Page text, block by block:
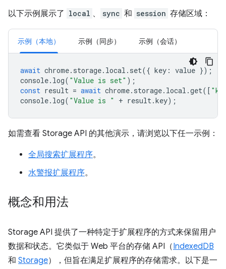
以下示例展示了 local 、 sync 和 session 存储区域：
示例（本地） 示例（同步） 示例（会话）
await chrome. storage. local . set({ key : value });
console. log( "Value is set" );
const result = await chrome. storage. local .get([
console. log( "Value is " + result.key);
如需查看 Storage API 的其他演示，请浏览以下任一示例：
全局搜索扩展程序。
水警报扩展程序。
概念和用法
Storage API 提供了一种特定于扩展程序的方式来保留用户
数据和状态。它类似于 Web 平台的存储 API（IndexedDB
和 Storage），但旨在满足扩展程序的存储需求。以下是一